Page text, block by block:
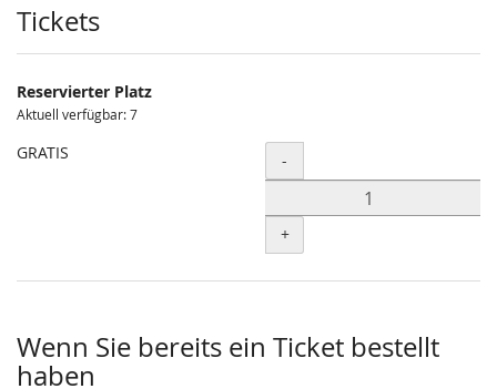
Produkte
Tickets
Reservierter Platz
Aktuell verfügbar: 7
GRATIS Menge
-
+
Wenn Sie bereits ein Ticket bestellt
haben